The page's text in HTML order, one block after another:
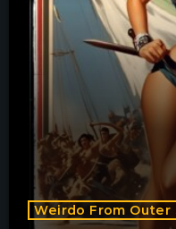
Weirdo From Outer